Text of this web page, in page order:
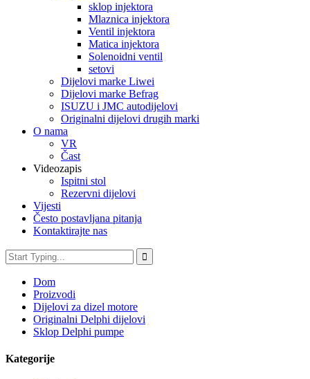
sklop injektora
Mlaznica injektora
Ventil injektora
Matica injektora
Solenoidni ventil
setovi
Dijelovi marke Liwei
Dijelovi marke Befrag
ISUZU i JMC autodijelovi
Originalni dijelovi drugih marki
O nama
VR
Čast
Videozapis
Ispitni stol
Rezervni dijelovi
Vijesti
Često postavljana pitanja
Kontaktirajte nas
Dom
Proizvodi
Dijelovi za dizel motore
Originalni Delphi dijelovi
Sklop Delphi pumpe
Kategorije